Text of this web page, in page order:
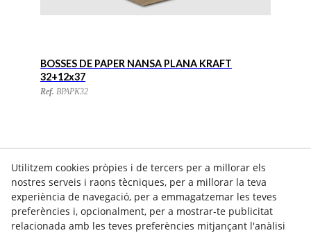
BOSSES DE PAPER NANSA PLANA KRAFT
32+12x37
Ref. BPAPK32
Utilitzem cookies pròpies i de tercers per a millorar els
nostres serveis i raons tècniques, per a millorar la teva
experiència de navegació, per a emmagatzemar les teves
preferències i, opcionalment, per a mostrar-te publicitat
relacionada amb les teves preferències mitjançant l'anàlisi